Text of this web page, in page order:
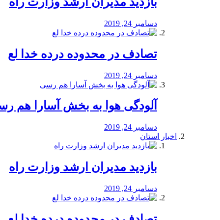
دسامبر 24, 2019
تصادف در محدوده درده خدا لع
دسامبر 24, 2019
آلودگی هوا به بخش آسارا هم
دسامبر 24, 2019
اخبار استان
بازدید مدیران ارشد وزارت راه
دسامبر 24, 2019